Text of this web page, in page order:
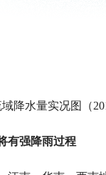
降水量实况图（
有强降雨过程